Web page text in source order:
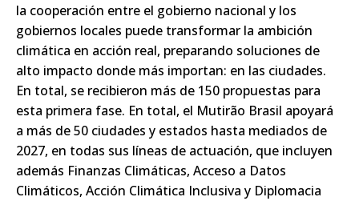
la cooperación entre el gobierno nacional y los
gobiernos locales puede transformar la ambición
climática en acción real, preparando soluciones de
alto impacto donde más importan: en las ciudades.
En total, se recibieron más de 150 propuestas para
esta primera fase. En total, el Mutirão Brasil apoyará
a más de 50 ciudades y estados hasta mediados de
2027, en todas sus líneas de actuación, que incluyen
además Finanzas Climáticas, Acceso a Datos
Climáticos, Acción Climática Inclusiva y Diplomacia